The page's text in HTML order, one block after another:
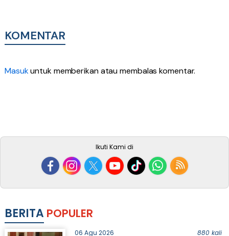
KOMENTAR
Masukuntuk memberikan atau membalas komentar.
Ikuti Kami di
BERITA POPULER
06 Agu 2026 880 kali